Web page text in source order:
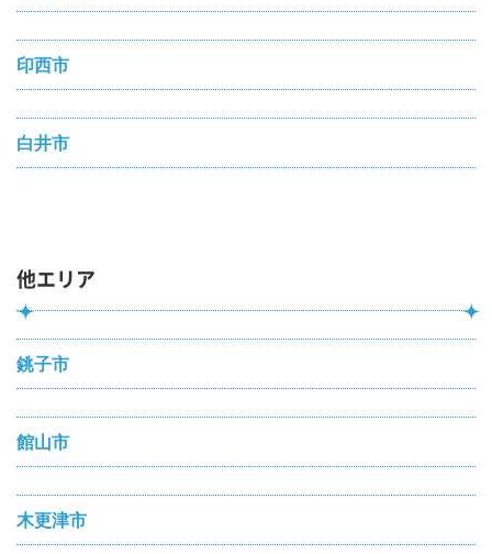
印西市
白井市
他エリア
銚子市
館山市
木更津市